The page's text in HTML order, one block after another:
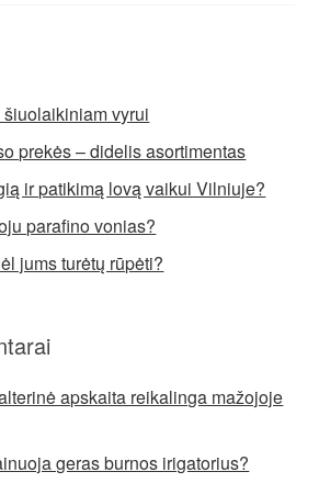
vyrui
prekės – didelis asortimentas
ir patikimą lovą vaikui Vilniuje?
parafino vonias?
jums turėtų rūpėti?
apskaita reikalinga mažojoje
geras burnos irigatorius?